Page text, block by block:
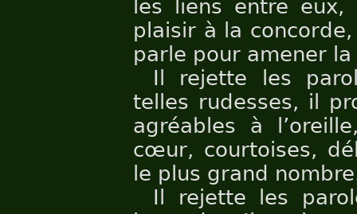
les liens entre
plaisir à la
parle pour amener
Il rejette les
telles rudesses, il
agréables à
cœur, courtoises,
le plus grand
Il rejette les